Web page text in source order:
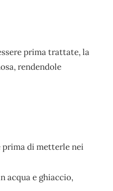
prima trattate, la
rendendole
prima di metterle nei
acqua e ghiaccio,